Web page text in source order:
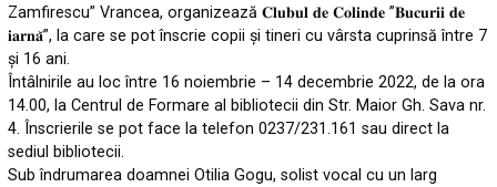
Zamfirescu” Vrancea, organizează 𝐂𝐥𝐮𝐛𝐮𝐥 𝐝𝐞 𝐂𝐨𝐥𝐢𝐧𝐝𝐞 ”𝐁𝐮𝐜𝐮𝐫𝐢𝐢 𝐝𝐞
𝐢𝐚𝐫𝐧𝐚̆”, la care se pot înscrie copii și tineri cu vârsta cuprinsă între 7
și 16 ani.
Întâlnirile au loc între 16 noiembrie – 14 decembrie 2022, de la ora
14.00, la Centrul de Formare al bibliotecii din Str. Maior Gh. Sava nr.
4. Înscrierile se pot face la telefon 0237/231.161 sau direct la
sediul bibliotecii.
Sub îndrumarea doamnei Otilia Gogu, solist vocal cu un larg